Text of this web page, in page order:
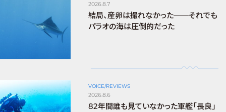
2026.8.7
結局、産卵は撮れなかった──それでも
パラオの海は圧倒的だった
VOICE/REVIEWS
2026.8.6
82年間誰も見ていなかった軍艦「長良」